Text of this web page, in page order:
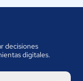
decisiones
digitales.